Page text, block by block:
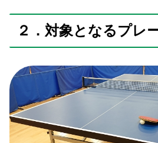
２．対象となるプレ